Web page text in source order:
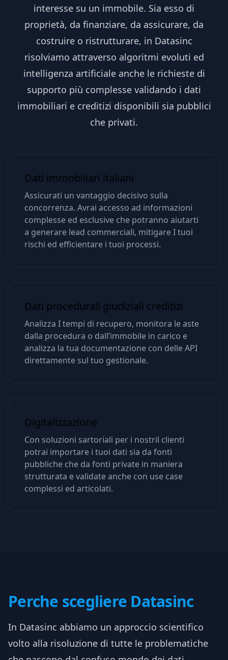
interesse su un immobile. Sia esso di
proprietà, da finanziare, da assicurare, da
costruire o ristrutturare, in Datasinc
risolviamo attraverso algoritmi evoluti ed
intelligenza artificiale anche le richieste di
supporto più complesse validando i dati
immobiliari e creditizi disponibili sia pubblici
che privati.
Dati immobiliari italiani
Assicurati un vantaggio decisivo sulla
concorrenza. Avrai accesso ad informazioni
complesse ed esclusive che potranno aiutarti
a generare lead commerciali, mitigare I tuoi
rischi ed efficientare i tuoi processi.
Dati procedurali giudiziali creditizi
Analizza I tempi di recupero, monitora le aste
dalla procedura o dall’immobile in carico e
analizza la tua documentazione con delle API
direttamente sul tuo gestionale.
Digitalizzazione
Con soluzioni sartoriali per i nostril clienti
potrai importare i tuoi dati sia da fonti
pubbliche che da fonti private in maniera
strutturata e validate anche con use case
complessi ed articolati.
Perche scegliere Datasinc
In Datasinc abbiamo un approccio scientifico
volto alla risoluzione di tutte le problematiche